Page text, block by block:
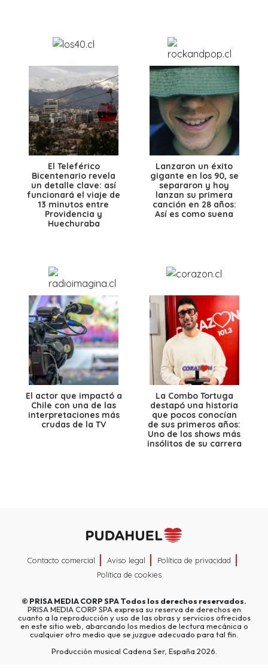
El Teleférico
Bicentenario revela
un detalle clave: así
funcionará el viaje de
13 minutos entre
Providencia y
Huechuraba
Lanzaron un éxito
gigante en los 90, se
separaron y hoy
lanzan su primera
canción en 28 años:
Así es como suena
El actor que impactó a
Chile con una de las
interpretaciones más
crudas de la TV
La Combo Tortuga
destapó una historia
que pocos conocían
de sus primeros años:
Uno de los shows más
insólitos de su carrera
Contacto comercial Aviso legal
Política de privacidad
Política de cookies
© PRISA MEDIA CORP SPATodos los derechos reservados.
PRISA MEDIA CORP SPA expresa su reserva de derechos en
cuanto a la reproducción y uso de las obras y servicios ofrecidos
en este sitio web, abarcando los medios de lectura mecánica o
cualquier otro medio que se juzgue adecuado para tal fin.
Producción musical Cadena Ser, España 2026.